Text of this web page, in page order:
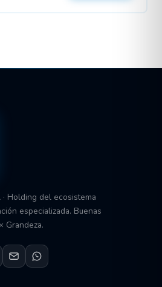
· Holding del ecosistema
especializada. Buenas
Grandeza.